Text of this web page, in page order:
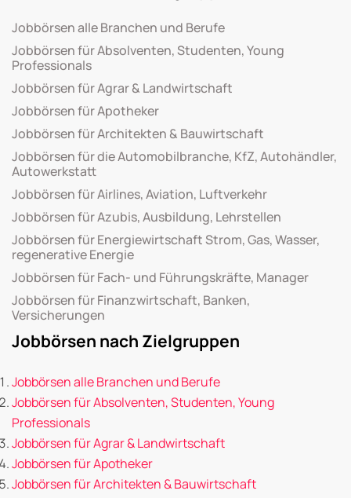
Jobbörsen alle Branchen und Berufe
Jobbörsen für Absolventen, Studenten, Young
Professionals
Jobbörsen für Agrar & Landwirtschaft
Jobbörsen für Apotheker
Jobbörsen für Architekten & Bauwirtschaft
Jobbörsen für die Automobilbranche, KfZ, Autohändler,
Autowerkstatt
Jobbörsen für Airlines, Aviation, Luftverkehr
Jobbörsen für Azubis, Ausbildung, Lehrstellen
Jobbörsen für Energiewirtschaft Strom, Gas, Wasser,
regenerative Energie
Jobbörsen für Fach- und Führungskräfte, Manager
Jobbörsen für Finanzwirtschaft, Banken,
Versicherungen
Jobbörsen nach Zielgruppen
Jobbörsen alle Branchen und Berufe
Jobbörsen für Absolventen, Studenten, Young
Professionals
Jobbörsen für Agrar & Landwirtschaft
Jobbörsen für Apotheker
Jobbörsen für Architekten & Bauwirtschaft